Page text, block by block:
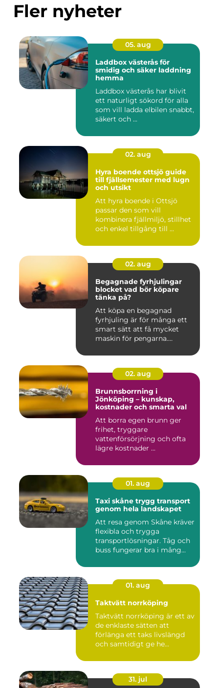
Fler nyheter
05. aug
Laddbox västerås för
smidig och säker laddning
hemma
Laddbox västerås har blivit
ett naturligt sökord för alla
som vill ladda elbilen snabbt,
säkert och ...
02. aug
Hyra boende ottsjö guide
till fjällsemester med lugn
och utsikt
Att hyra boende i Ottsjö
passar den som vill
kombinera fjällmiljö, stillhet
och enkel tillgång till ...
02. aug
Begagnade fyrhjulingar
blocket vad bör köpare
tänka på?
Att köpa en begagnad
fyrhjuling är för många ett
smart sätt att få mycket
maskin för pengarna.
02. aug
Brunnsborrning i
Jönköping – kunskap,
kostnader och smarta val
Att borra egen brunn ger
frihet, tryggare
vattenförsörjning och ofta
lägre kostnader ...
01. aug
Taxi skåne trygg transport
genom hela landskapet
Att resa genom Skåne kräver
flexibla och trygga
transportlösningar. Tåg och
buss fungerar bra i mång...
01. aug
Taktvätt norrköping
Taktvätt norrköping är ett av
de enklaste sätten att
förlänga ett taks livslängd
och samtidigt ge he...
31. jul